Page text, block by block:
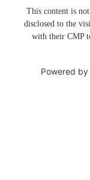
This content is
disclosed to the
with their CMP
Powered by